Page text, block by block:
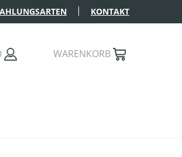
KONTAKT
WARENKORB